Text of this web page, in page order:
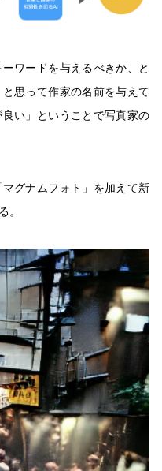
ワードを与えるべきか、と
思って作家の名前を与えて
い」ということで写真家の
グナムフォト」を加えて新
。